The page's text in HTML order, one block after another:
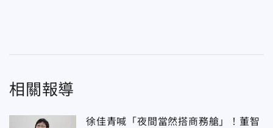
相關報導
徐佳青喊「夜間當然搭商務艙」！董智